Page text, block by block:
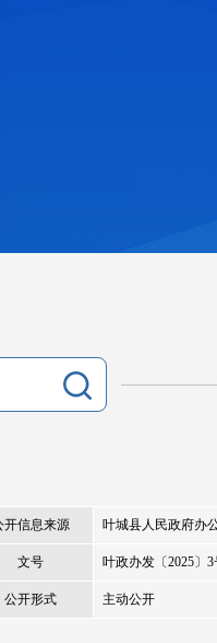
开信息来源 叶城县人民政府办
文号 叶政办发〔2025〕3
公开形式 主动公开